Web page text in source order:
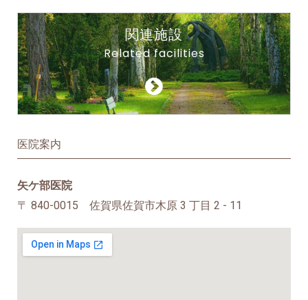
関連施設
Related facilities
医院案内
矢ケ部医院
〒 840-0015 佐賀県佐賀市木原 3 丁目 2 - 11